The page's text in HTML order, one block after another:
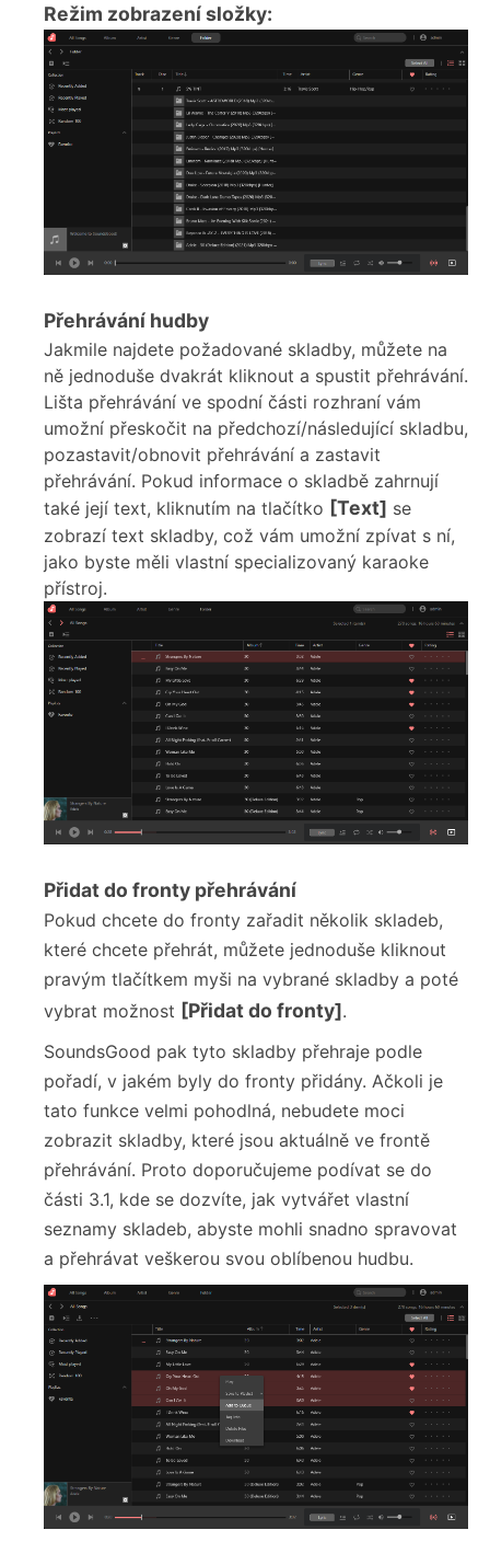
Režim zobrazení složky:
Přehrávání hudby
Jakmile najdete požadované skladby, můžete na
ně jednoduše dvakrát kliknout a spustit přehrávání.
Lišta přehrávání ve spodní části rozhraní vám
umožní přeskočit na předchozí/následující skladbu,
pozastavit/obnovit přehrávání a zastavit
přehrávání. Pokud informace o skladbě zahrnují
také její text, kliknutím na tlačítko [Text] se
zobrazí text skladby, což vám umožní zpívat s ní,
jako byste měli vlastní specializovaný karaoke
přístroj.
Přidat do fronty přehrávání
Pokud chcete do fronty zařadit několik skladeb,
které chcete přehrát, můžete jednoduše kliknout
pravým tlačítkem myši na vybrané skladby a poté
vybrat možnost [Přidat do fronty].
SoundsGood pak tyto skladby přehraje podle
pořadí, v jakém byly do fronty přidány. Ačkoli je
tato funkce velmi pohodlná, nebudete moci
zobrazit skladby, které jsou aktuálně ve frontě
přehrávání. Proto doporučujeme podívat se do
části 3.1, kde se dozvíte, jak vytvářet vlastní
seznamy skladeb, abyste mohli snadno spravovat
a přehrávat veškerou svou oblíbenou hudbu.